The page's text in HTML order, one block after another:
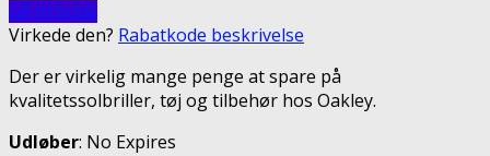
Gå til butik
Virkede den? Rabatkode beskrivelse
Der er virkelig mange penge at spare på
kvalitetssolbriller, tøj og tilbehør hos Oakley.
Udløber: No Expires